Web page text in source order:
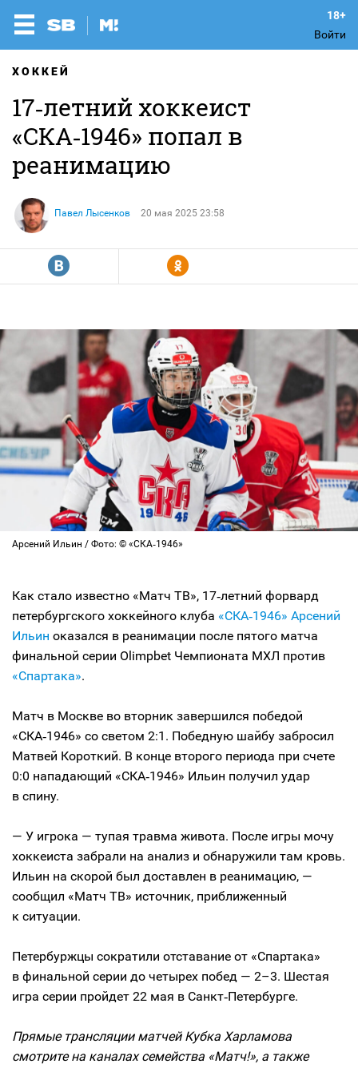
Войти
ХОККЕЙ
17‑летний хоккеист
«СКА‑1946» попал в
реанимацию
Павел Лысенков 20 мая 2025 23:58
R Y
Арсений Ильин / Фото: © «СКА‑1946»
Как стало известно «Матч ТВ», 17‑летний форвард
петербургского хоккейного клуба «СКА‑1946» Арсений
Ильин оказался в реанимации после пятого матча
финальной серии Olimpbet Чемпионата МХЛ против
«Спартака».
Матч в Москве во вторник завершился победой
«СКА‑1946» со светом 2:1. Победную шайбу забросил
Матвей Короткий. В конце второго периода при счете
0:0 нападающий «СКА‑1946» Ильин получил удар
в спину.
— У игрока — тупая травма живота. После игры мочу
хоккеиста забрали на анализ и обнаружили там кровь.
Ильин на скорой был доставлен в реанимацию, —
сообщил «Матч ТВ» источник, приближенный
к ситуации.
Петербуржцы сократили отставание от «Спартака»
в финальной серии до четырех побед — 2–3. Шестая
игра серии пройдет 22 мая в Санкт‑Петербурге.
Прямые трансляции матчей Кубка Харламова
смотрите на каналах семейства «Матч!», а также